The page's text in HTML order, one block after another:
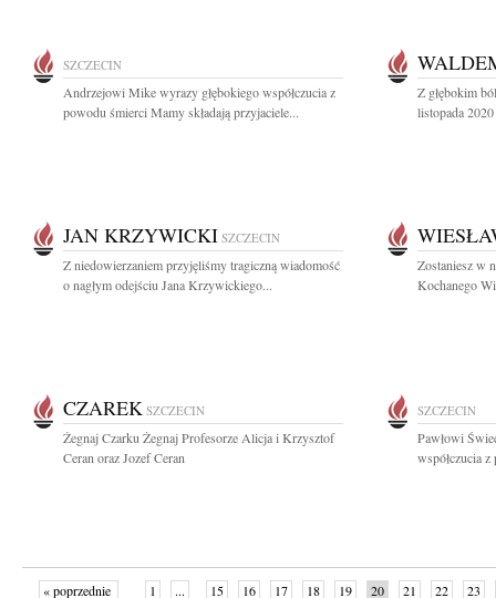
SZCZECIN
Andrzejowi Mike wyrazy głębokiego współczucia z
powodu śmierci Mamy składają przyjaciele...
Z głębokim
listopada
JAN KRZYWICKI SZCZECIN
Z niedowierzaniem przyjęliśmy tragiczną wiadomość
o nagłym odejściu Jana Krzywickiego...
Zostaniesz w
Kochanego
CZAREK SZCZECIN
Żegnaj Czarku Żegnaj Profesorze Alicja i Krzysztof
Ceran oraz Jozef Ceran
SZCZECIN
Pawłowi
współczucia
« poprzednie 1 ... 15 16 17 18 19 20 21 22 23